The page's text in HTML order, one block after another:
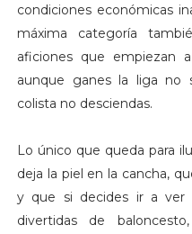
condiciones económicas
máxima categoría
aficiones que empiezan
aunque ganes la liga no
colista no desciendas.
Lo único que queda para
deja la piel en la cancha,
y que si decides ir a ver
divertidas de